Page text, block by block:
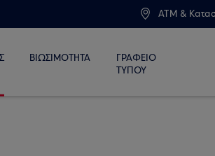
ATM &
ΒΙΩΣΙΜΟΤΗΤΑ
ΓΡΑΦΕΙΟ
ΤΥΠΟΥ